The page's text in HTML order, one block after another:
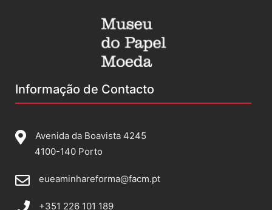
Informação de Contacto
Avenida da Boavista 4245
4100-140 Porto
eueaminhareforma@facm.pt
+351 226 101 189